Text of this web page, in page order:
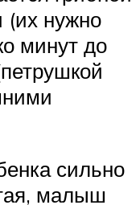
(их нужно
минут до
сильно
малыш